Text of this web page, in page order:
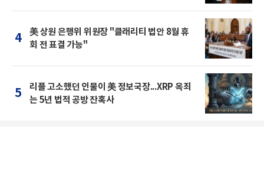
4
美 상원 은행위 위원장 "클래리티 법안 8월 휴
회 전 표결 가능"
5
리플 고소했던 인물이 美 정보국장...XRP 옥죄
는 5년 법적 공방 잔혹사